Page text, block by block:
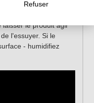
les fientes
laisser le produit agir
l'essuyer. Si le
- humidifiez
Refuser